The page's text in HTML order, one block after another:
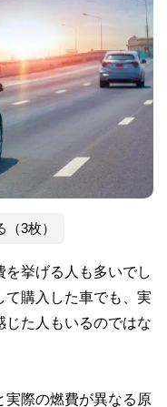
3枚）
挙げる人も多いでし
て購入した車でも、実
じた人もいるのではな
実際の燃費が異なる原